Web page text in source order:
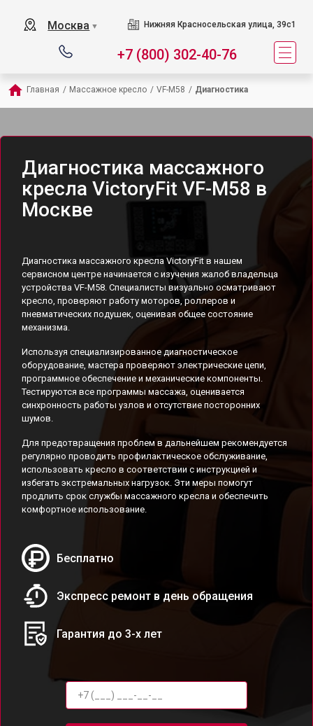
Москва ▼ Нижняя Красносельская улица, 39с1
+7 (800) 302-40-76
Главная / Массажное кресло / VF-M58 / Диагностика
Диагностика массажного
кресла VictoryFit VF-M58 в
Москве
Диагностика массажного кресла VictoryFit в нашем
сервисном центре начинается с изучения жалоб владельца
устройства VF-M58. Специалисты визуально осматривают
кресло, проверяют работу моторов, роллеров и
пневматических подушек, оценивая общее состояние
механизма.
Используя специализированное диагностическое
оборудование, мастера проверяют электрические цепи,
программное обеспечение и механические компоненты.
Тестируются все программы массажа, оценивается
синхронность работы узлов и отсутствие посторонних
шумов.
Для предотвращения проблем в дальнейшем рекомендуется
регулярно проводить профилактическое обслуживание,
использовать кресло в соответствии с инструкцией и
избегать экстремальных нагрузок. Эти меры помогут
продлить срок службы массажного кресла и обеспечить
комфортное использование.
Бесплатно
Экспресс ремонт в день обращения
Гарантия до 3-х лет